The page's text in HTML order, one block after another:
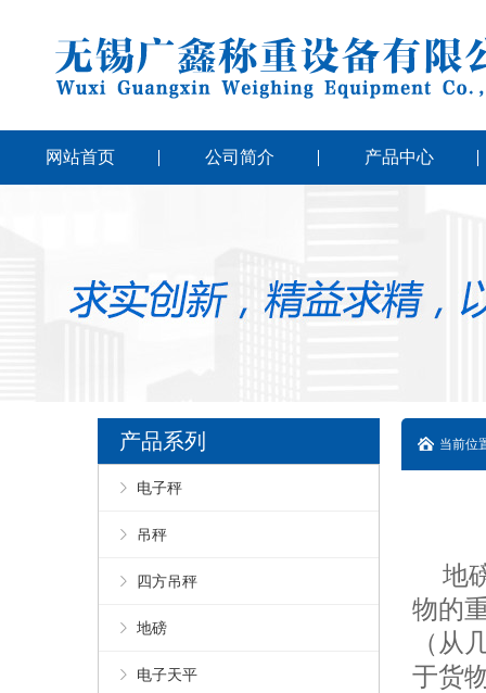
网站首页 公司简介 产品中心
产品系列
电子秤
吊秤
四方吊秤
地磅
电子天平
当前位
地
物的
（从
于货